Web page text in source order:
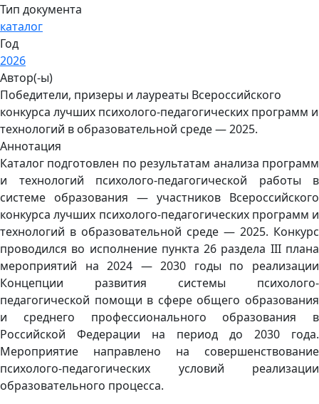
Тип документа
каталог
Год
2026
Автор(-ы)
Победители, призеры и лауреаты Всероссийского
конкурса лучших психолого-педагогических программ и
технологий в образовательной среде — 2025.
Аннотация
Каталог подготовлен по результатам анализа программ
и технологий психолого-педагогической работы в
системе образования — участников Всероссийского
конкурса лучших психолого-педагогических программ и
технологий в образовательной среде — 2025. Конкурс
проводился во исполнение пункта 26 раздела III плана
мероприятий на 2024 — 2030 годы по реализации
Концепции развития системы психолого-
педагогической помощи в сфере общего образования
и среднего профессионального образования в
Российской Федерации на период до 2030 года.
Мероприятие направлено на совершенствование
психолого-педагогических условий реализации
образовательного процесса.